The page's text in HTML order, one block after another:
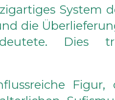
System
die
Dies
Figur,